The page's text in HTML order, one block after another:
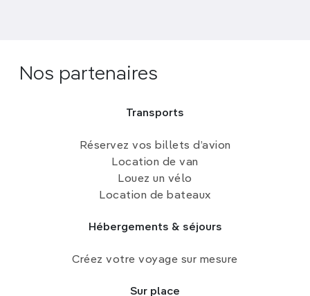
Nos partenaires
Transports
Réservez vos billets d’avion
Location de van
Louez un vélo
Location de bateaux
Hébergements & séjours
Créez votre voyage sur mesure
Sur place